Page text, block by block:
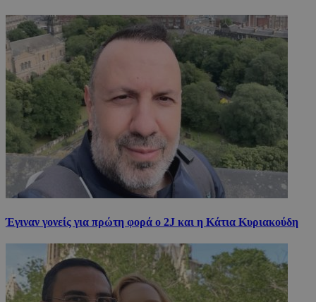
Έγιναν γονείς για πρώτη φορά ο 2J και η Κάτια Κυριακούδη